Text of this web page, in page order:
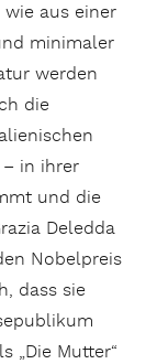
aus einer
minimaler
werden
die
in ihrer
und die
Deledda
Nobelpreis
dass sie
„Die Mutter“